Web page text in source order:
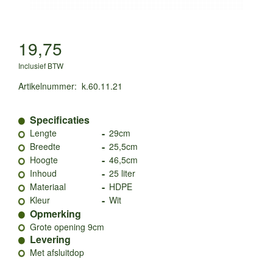
19,75
Inclusief BTW
Artikelnummer: k.60.11.21
Specificaties
Lengte - 29cm
Breedte
- 25,5cm
Hoogte
- 46,5cm
Inhoud
- 25 liter
Materiaal
- HDPE
Kleur
- Wit
Opmerking
Grote opening 9cm
Levering
Met afsluitdop